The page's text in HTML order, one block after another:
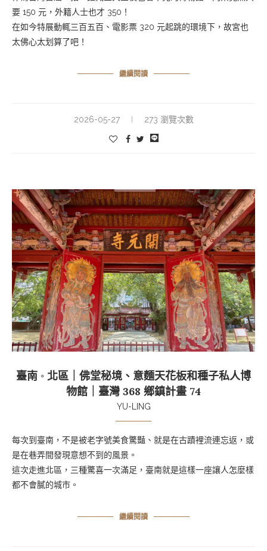
要 150 元，外籍人士也才 350！
在如今特展動輒三百五百、電影票 320 元起跳的環境下，故宮也
太佛心太划算了吧！
繼續閱讀
2026-05-27 273 瀏覽次數
臺南 ◦ 北區｜佛堂秘境、意麵天花板和種子私人博
物館｜臺灣 368 鄉鎮計畫 74
YU-LING
每次到臺南，不是被老字號美食驚豔、就是在古蹟裡流連忘返，或
是在巷弄間發現意想不到的風景。
這次走進北區，三種驚喜一次滿足，臺南就是這樣一座讓人怎麼樣
都不會膩的城市。
繼續閱讀